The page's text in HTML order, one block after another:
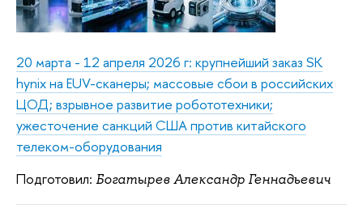
20 марта - 12 апреля 2026 г: крупнейший заказ SK
hynix на EUV-сканеры; массовые сбои в российских
ЦОД; взрывное развитие робототехники;
ужесточение санкций США против китайского
телеком-оборудования
Подготовил: Богатырев Александр Геннадьевич